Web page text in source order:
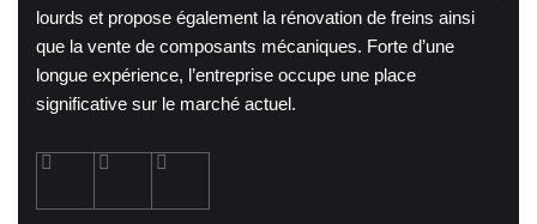
lourds et propose également la rénovation de freins ainsi
que la vente de composants mécaniques. Forte d’une
longue expérience, l’entreprise occupe une place
significative sur le marché actuel.